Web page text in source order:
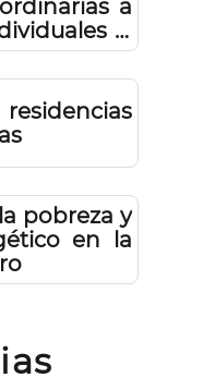
a
y
relevancia
personas
pobreza y
en la